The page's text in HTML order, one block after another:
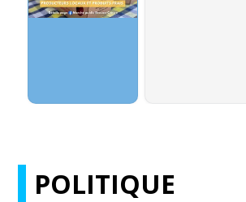
POLITIQUE